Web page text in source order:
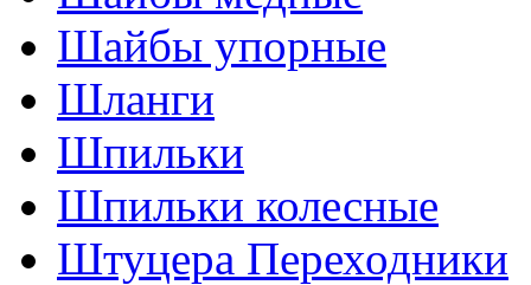
Шайбы упорные
Шланги
Шпильки
Шпильки колесные
Штуцера Переходники